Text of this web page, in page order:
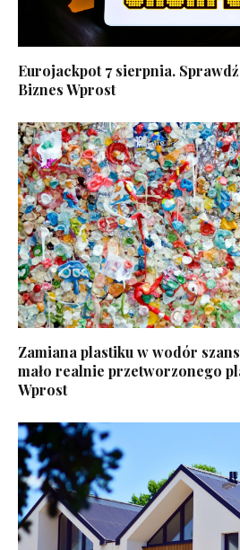
Eurojackpot 7 sierpnia.
Biznes Wprost
Zamiana plastiku w wodór
mało realnie przetworzonego
Wprost